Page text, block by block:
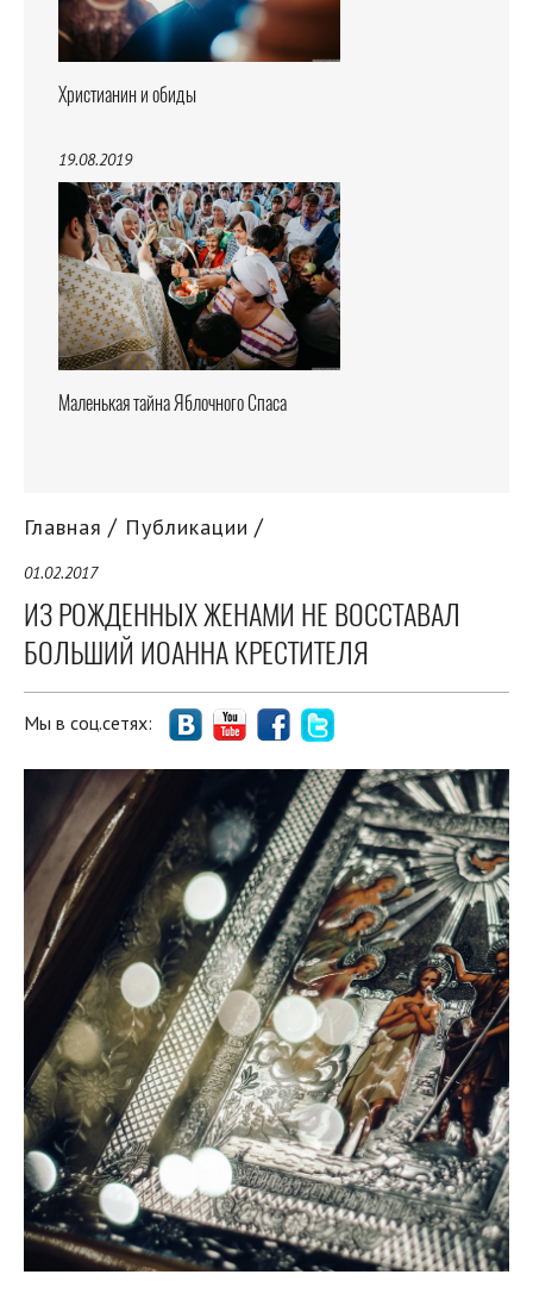
Христианин и обиды
19.08.2019
Маленькая тайна Яблочного Спаса
Главная Публикации
01.02.2017
ИЗ РОЖДЕННЫХ ЖЕНАМИ НЕ ВОССТАВАЛ
БОЛЬШИЙ ИОАННА КРЕСТИТЕЛЯ
Мы в соц.сетях: